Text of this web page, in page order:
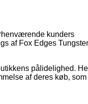
kunders
af Fox Edges
pålidelighed.
af deres køb, som